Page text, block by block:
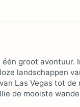
groot avontuur.
landschappen
Las Vegas tot
de mooiste